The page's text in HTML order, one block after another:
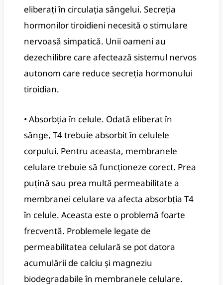
eliberați în circulația sângelui. Secreția
hormonilor tiroidieni necesită o stimulare
nervoasă simpatică. Unii oameni au
dezechilibre care afectează sistemul nervos
autonom care reduce secreția hormonului
tiroidian.
• Absorbția în celule. Odată eliberat în
sânge, T4 trebuie absorbit în celulele
corpului. Pentru aceasta, membranele
celulare trebuie să funcționeze corect. Prea
puțină sau prea multă permeabilitate a
membranei celulare va afecta absorbția T4
în celule. Aceasta este o problemă foarte
frecventă. Problemele legate de
permeabilitatea celulară se pot datora
acumulării de calciu și magneziu
biodegradabile în membranele celulare.